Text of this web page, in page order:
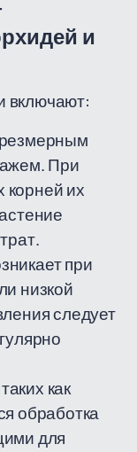
и
включают:
При
их
при
низкой
следует
таких как
обработка
для